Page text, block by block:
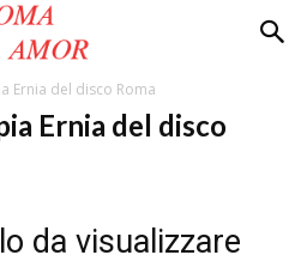
Ernia del disco Roma
Ernia del disco
da visualizzare